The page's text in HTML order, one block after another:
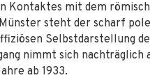
Kontaktes mit dem
steht der scharf
Selbstdarstellung
nimmt sich nachträglich
ab 1933.